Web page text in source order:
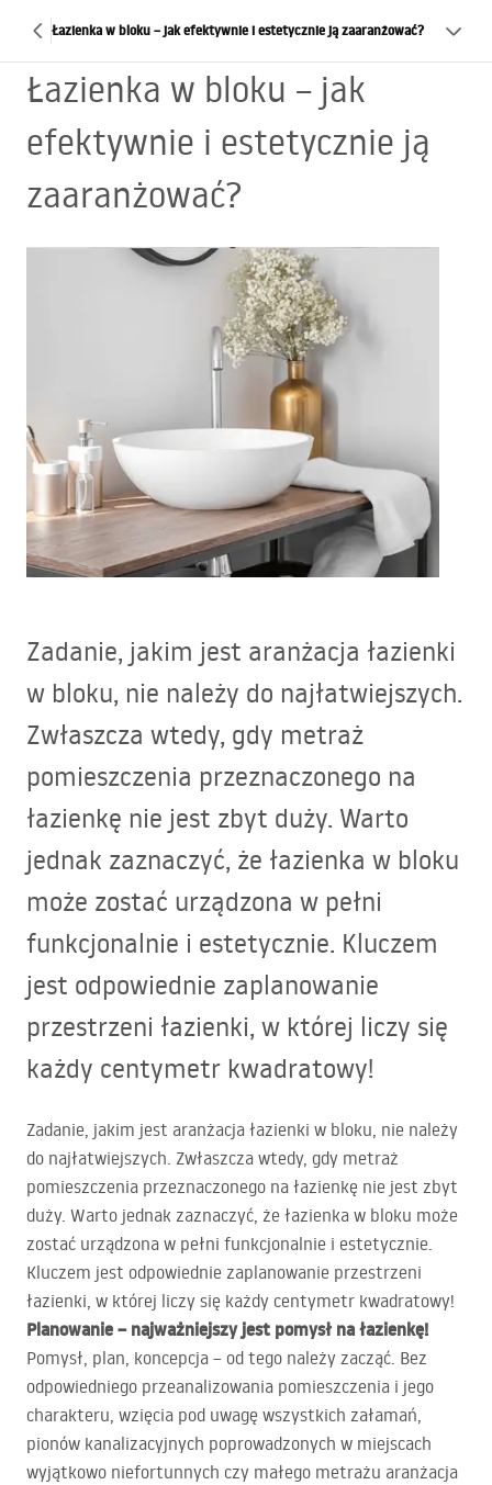
Łazienka w bloku – jak efektywnie i estetycznie ją zaaranżować?
Łazienka w bloku – jak
efektywnie i estetycznie ją
zaaranżować?
Zadanie, jakim jest aranżacja łazienki
w bloku, nie należy do najłatwiejszych.
Zwłaszcza wtedy, gdy metraż
pomieszczenia przeznaczonego na
łazienkę nie jest zbyt duży. Warto
jednak zaznaczyć, że łazienka w bloku
może zostać urządzona w pełni
funkcjonalnie i estetycznie. Kluczem
jest odpowiednie zaplanowanie
przestrzeni łazienki, w której liczy się
każdy centymetr kwadratowy!
Zadanie, jakim jest aranżacja łazienki w bloku, nie należy
do najłatwiejszych. Zwłaszcza wtedy, gdy metraż
pomieszczenia przeznaczonego na łazienkę nie jest zbyt
duży. Warto jednak zaznaczyć, że łazienka w bloku może
zostać urządzona w pełni funkcjonalnie i estetycznie.
Kluczem jest odpowiednie zaplanowanie przestrzeni
łazienki, w której liczy się każdy centymetr kwadratowy!
Planowanie – najważniejszy jest pomysł na łazienkę!
Pomysł, plan, koncepcja – od tego należy zacząć. Bez
odpowiedniego przeanalizowania pomieszczenia i jego
charakteru, wzięcia pod uwagę wszystkich załamań,
pionów kanalizacyjnych poprowadzonych w miejscach
wyjątkowo niefortunnych czy małego metrażu aranżacja